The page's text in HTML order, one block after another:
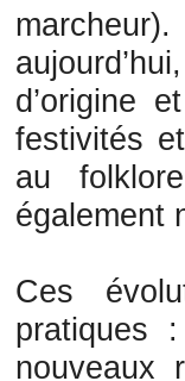
d’origine
festivités
au
également
Ces
pratiques
nouveaux